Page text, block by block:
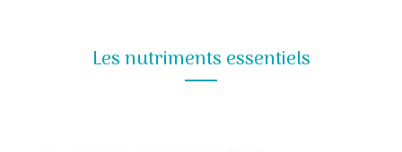
Les nutriments essentiels